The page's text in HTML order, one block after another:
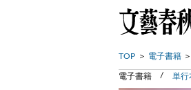
TOP 電子書籍
電子書籍 単行